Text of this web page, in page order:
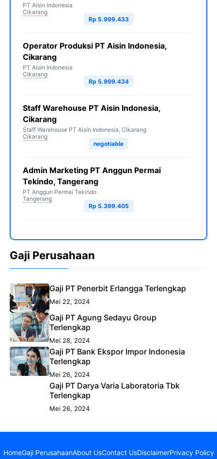
PT Aisin Indonesia
Cikarang
Rp 5.999.433
Operator Produksi PT Aisin Indonesia,
Cikarang
PT Aisin Indonesia
Cikarang
Rp 5.999.434
Staff Warehouse PT Aisin Indonesia,
Cikarang
Staff Warehouse PT Aisin Indonesia, Cikarang
Cikarang
negotiable
Admin Marketing PT Anggun Permai
Tekindo, Tangerang
PT Anggun Permai Tekindo
Tangerang
Rp 5.399.405
Gaji Perusahaan
Gaji PT Penerbit Erlangga Terlengkap
Mei 22, 2024
Gaji PT Agung Sedayu Group
Terlengkap
Mei 28, 2024
Gaji PT Bank Ekspor Impor Indonesia
Terlengkap
Mei 26, 2024
Gaji PT Darya Varia Laboratoria Tbk
Terlengkap
Mei 26, 2024
HomeGaji PerusahaanAbout UsContact UsDisclaimerPrivacy Policy